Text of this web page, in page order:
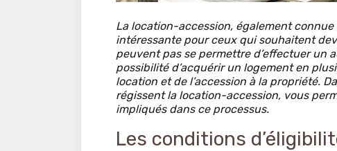
La location-accession, également
intéressante pour ceux qui souhaitent
peuvent pas se permettre d’effectuer un
possibilité d’acquérir un logement en
location et de l’accession à la propriété.
régissent la location-accession, vous
impliqués dans ce processus.
Les conditions